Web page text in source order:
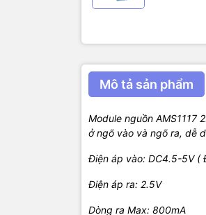
Mô tả sản phẩm
Module nguồn AMS1117
ở ngõ vào và ngõ ra, dễ
Điện áp vào: DC4.5-5V (
Điện áp ra: 2.5V
Dòng ra Max: 800mA